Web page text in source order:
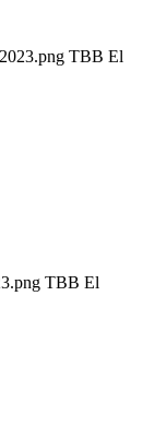
TBB El
TBB El